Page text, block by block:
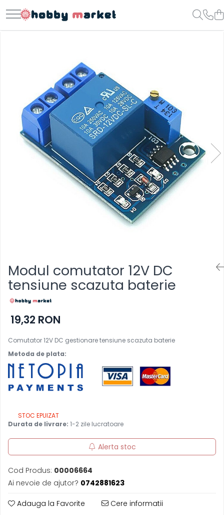
Toate Produsele
ASA
ABS+
TPU
PLA SILK
Piese si componente imprimante
Piese electrice si electronice
Extrudere si accesorii
Scule
CNC si accesorii CNC
Acumulatori, BMS si accesorii
Acumulatori
BMS
Module balansare
Accesorii baterii si
Module atasabile Arduino
Senzori Arduino
Modul comutator 12V DC
tensiune scazuta baterie
19,32 RON
Comutator 12V DC gestionare tensiune scazuta baterie
Metoda de plata:
STOC EPUIZAT
Durata de livrare: 1-2 zile lucratoare
Alerta stoc
Cod Produs: 00006664
Ai nevoie de ajutor? 0742881623
Adauga la Favorite Cere informatii